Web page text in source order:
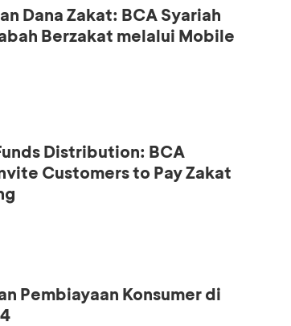
Dana Zakat: BCA Syariah
Berzakat melalui Mobile
Distribution: BCA
Customers to Pay Zakat
Pembiayaan Konsumer di